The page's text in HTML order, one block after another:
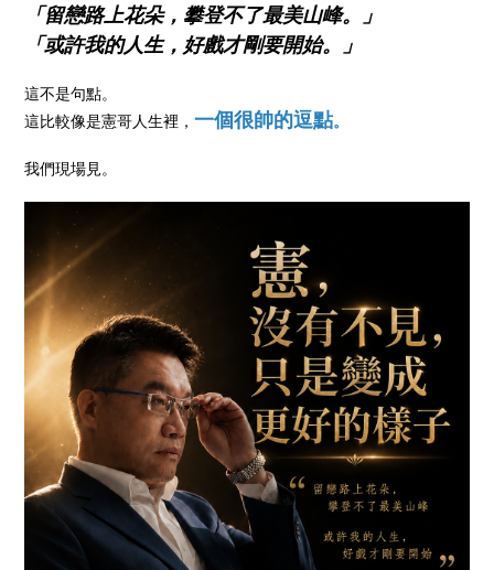
「留戀路上花朵，攀登不了最美山峰。」
「或許我的人生，好戲才剛要開始。」
這不是句點。
這比較像是憲哥人生裡，一個很帥的逗點。
我們現場見。